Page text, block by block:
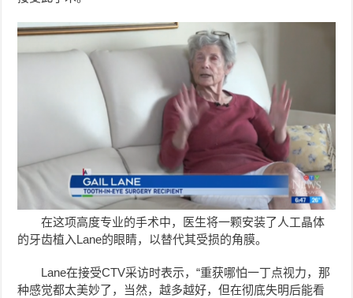
在这项高度专业的手术中，医生将一颗安装了人工晶体
的牙齿植入Lane的眼睛，以替代其受损的角膜。
Lane在接受CTV采访时表示，“重获哪怕一丁点视力，那
种感觉都太美妙了，当然，越多越好，但在彻底失明后能看